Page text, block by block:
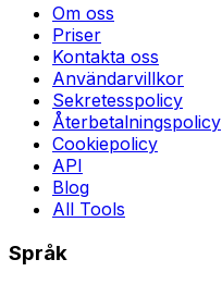
Om oss
Priser
Kontakta oss
Användarvillkor
Sekretesspolicy
Återbetalningspolicy
Cookiepolicy
API
Blog
All Tools
Språk